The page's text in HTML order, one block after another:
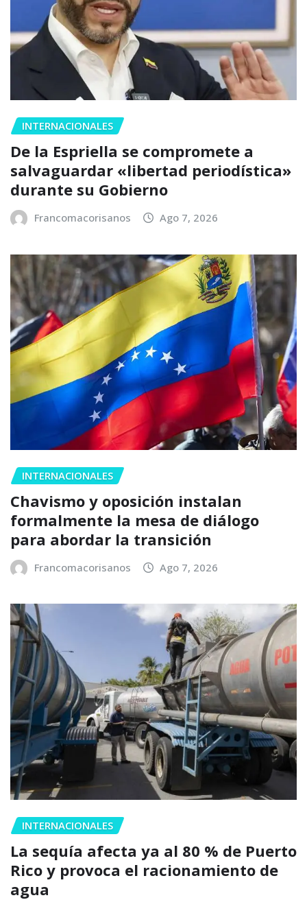
INTERNACIONALES
De la Espriella se compromete a
salvaguardar «libertad periodística»
durante su Gobierno
Francomacorisanos Ago 7, 2026
INTERNACIONALES
Chavismo y oposición instalan
formalmente la mesa de diálogo
para abordar la transición
Francomacorisanos Ago 7, 2026
INTERNACIONALES
La sequía afecta ya al 80 % de Puerto
Rico y provoca el racionamiento de
agua